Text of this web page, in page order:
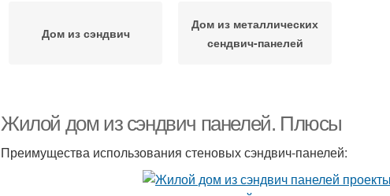
Дом из сэндвич
Дом из металлических
сендвич-панелей
Жилой дом из сэндвич панелей. Плюсы
Преимущества использования стеновых сэндвич-панелей: